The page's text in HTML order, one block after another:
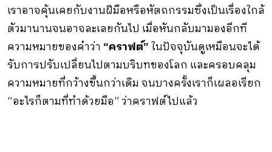
เราอาจคุ้นเคยกับงานฝีมือหรือหัตถกรรมซึ่งเป็นเรื่องใกล้
ตัวมานานจนอาจละเลยกันไป เมื่อหันกลับมามองอีกที
ความหมายของคําว่า “คราฟต์”ในปัจจุบันดูเหมือนจะได้
รับการปรับเปลี่ยนไปตามบริบทของโลก และครอบคลุม
ความหมายที่กว้างขึ้นกว่าเดิม จนบางครั้งเราก็เผลอเรียก
“อะไรก็ตามที่ทําด้วยมือ” ว่าคราฟต์ไปแล้ว